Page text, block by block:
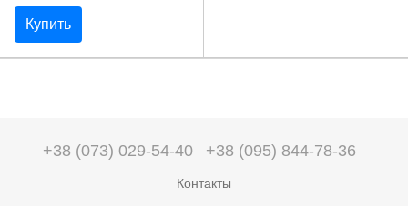
Купить
+38 (073) 029-54-40 +38 (095) 844-78-36
Контакты